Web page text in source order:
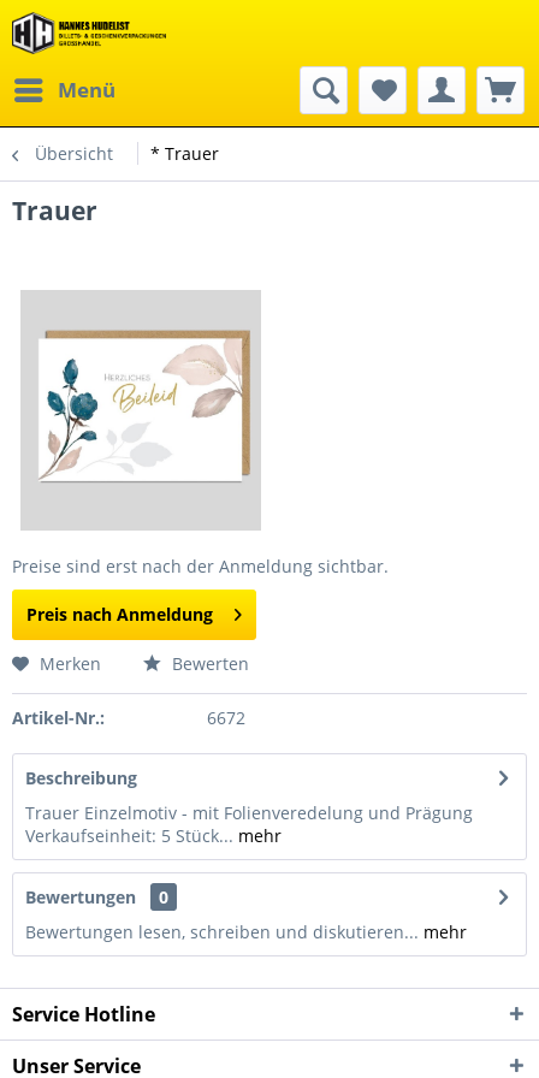
Menü
Übersicht * Trauer
Trauer
Preise sind erst nach der Anmeldung sichtbar.
Preis nach Anmeldung
Merken Bewerten
Artikel-Nr.: 6672
Beschreibung
Trauer Einzelmotiv - mit Folienveredelung und Prägung
Verkaufseinheit: 5 Stück... mehr
Bewertungen
0
Bewertungen lesen, schreiben und diskutieren... mehr
Service Hotline
Unser Service